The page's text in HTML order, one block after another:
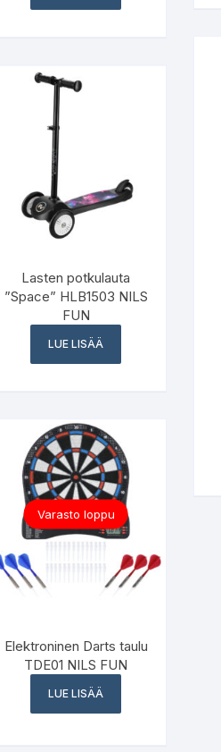
Lasten potkulauta
”Space” HLB1503 NILS
FUN
LUE LISÄÄ
Varasto loppu
Elektroninen Darts taulu
TDE01 NILS FUN
LUE LISÄÄ